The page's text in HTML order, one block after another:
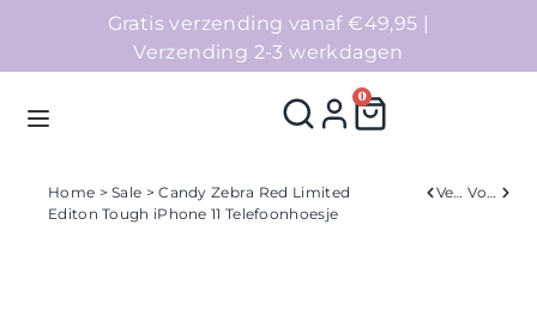
Gratis verzending vanaf €49,95 |
Verzending 2-3 werkdagen
0
Home >Sale > Candy Zebra Red Limited
Editon Tough iPhone 11 Telefoonhoesje
Verleden Volgend